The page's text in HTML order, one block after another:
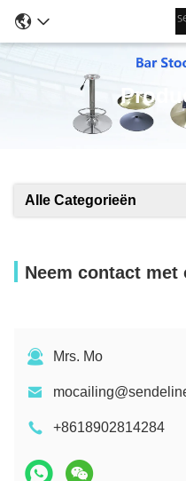
Alle Categorieën
Neem contact met
Mrs. Mo
+8618902814284